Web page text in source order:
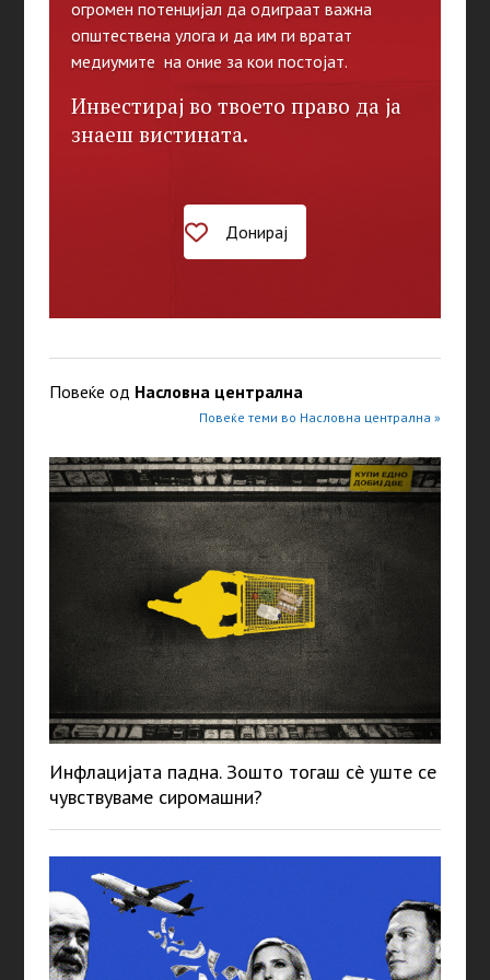
огромен потенцијал да одиграат важна
општествена улога и да им ги вратат
медиумите на оние за кои постојат.
Инвестирај во твоето право да ја
знаеш вистината.
Донирај
Повеќе од Насловна централна
Повеќе теми во Насловна централна »
Инфлацијата падна. Зошто тогаш сè уште се
чувствуваме сиромашни?